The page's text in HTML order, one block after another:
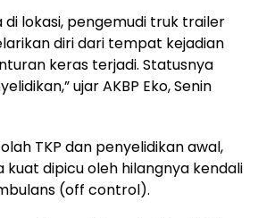
di lokasi, pengemudi truk trailer
diri dari tempat kejadian
keras terjadi. Statusnya
ujar AKBP Eko, Senin
TKP dan penyelidikan awal,
kuat dipicu oleh hilangnya kendali
(off control).